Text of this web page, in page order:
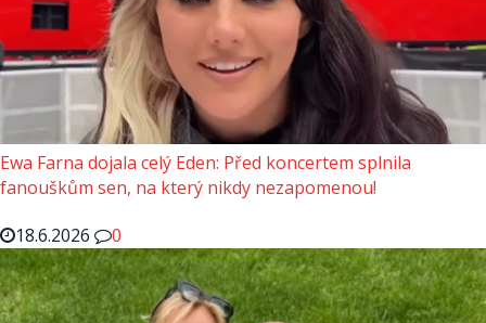
Ewa Farna dojala celý Eden: Před koncertem splnila
fanouškům sen, na který nikdy nezapomenou!
18.6.2026
0